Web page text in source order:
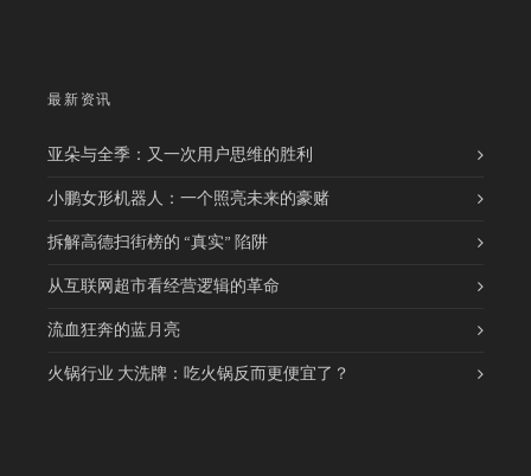
最新资讯
亚朵与全季：又一次用户思维的胜利
小鹏女形机器人：一个照亮未来的豪赌
拆解高德扫街榜的 “真实” 陷阱
从互联网超市看经营逻辑的革命
流血狂奔的蓝月亮
火锅行业 大洗牌：吃火锅反而更便宜了？